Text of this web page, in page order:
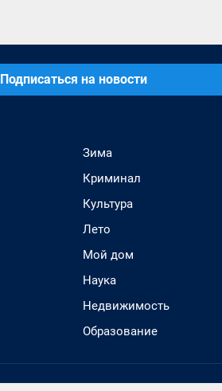
Подписаться на новости
Зима
Криминал
Культура
Лето
Мой дом
Наука
Недвижимость
Образование